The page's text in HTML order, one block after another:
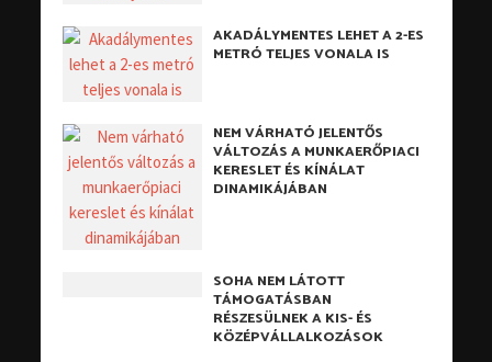
AKADÁLYMENTES LEHET A 2-ES
METRÓ TELJES VONALA IS
NEM VÁRHATÓ JELENTŐS
VÁLTOZÁS A MUNKAERŐPIACI
KERESLET ÉS KÍNÁLAT
DINAMIKÁJÁBAN
SOHA NEM LÁTOTT
TÁMOGATÁSBAN
RÉSZESÜLNEK A KIS- ÉS
KÖZÉPVÁLLALKOZÁSOK